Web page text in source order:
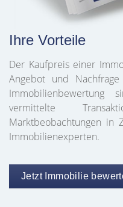
Ihre Vorteile
Der Kaufpreis einer
Angebot und
Immobilienbewertung
vermittelte
Marktbeobachtungen in
Immobilienexperten.
Jetzt Immobilie